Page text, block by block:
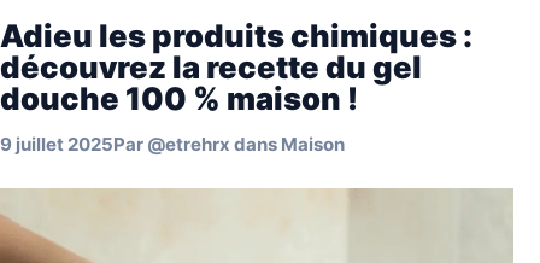
Adieu les produits chimiques :
découvrez la recette du gel
douche 100 % maison !
9 juillet 2025Par @etrehrx dans Maison